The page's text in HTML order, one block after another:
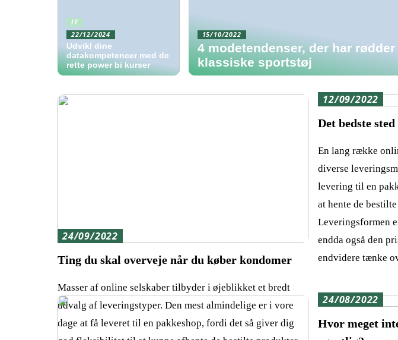
IT
22/12/2024
Udvikl dine
datakompetencer med de
rette power bi kurser
15/10/2022
4 modetendenser, der har
klassiske sportstøj
24/09/2022
Ting du skal overveje når du køber kondomer
Masser af online selskaber tilbyder i øjeblikket et bredt
udvalg af leveringstyper. Den mest almindelige er i vore
dage at få leveret til en pakkeshop, fordi det så giver dig
12/09/2022
Det bedste
En lang række
diverse
levering til en
at hente de
Leveringsformen
endda også den
endvidere tænke
24/08/2022
Hvor meget